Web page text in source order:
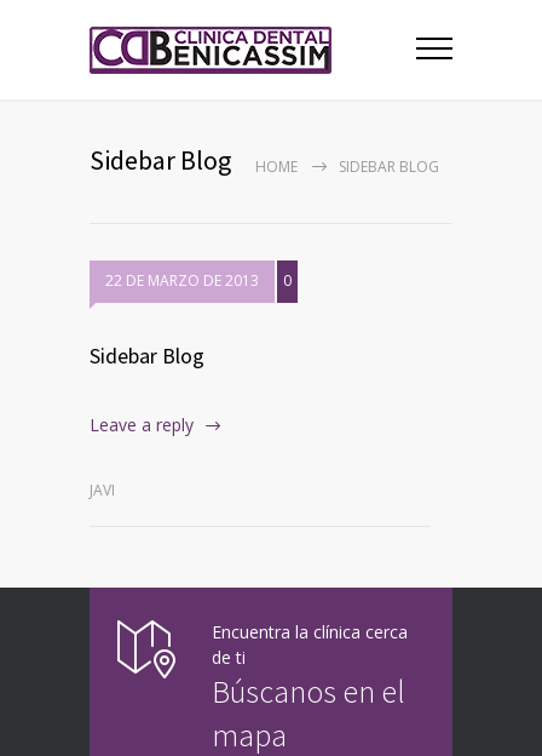
Sidebar Blog HOME SIDEBAR BLOG
22 DE MARZO DE 2013 0
Sidebar Blog
Leave a reply
JAVI
Encuentra la clínica cerca
de ti
Búscanos en el
mapa